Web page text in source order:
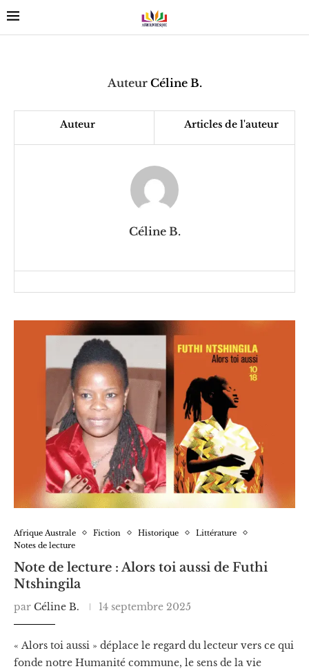
Auteur Céline B.
Auteur Articles de l'auteur
Céline B.
Afrique Australe Fiction Historique
Littérature
Notes de lecture
Note de lecture : Alors toi aussi de Futhi
Ntshingila
par Céline B. 14 septembre 2025
« Alors toi aussi » déplace le regard du lecteur vers ce qui
fonde notre Humanité commune, le sens de la vie